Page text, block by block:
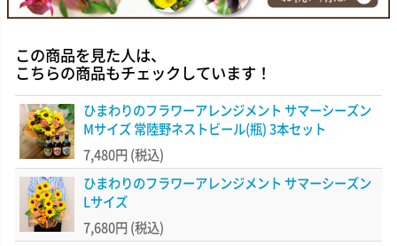
この商品を見た人は、
こちらの商品もチェックしています！
ひまわりのフラワーアレンジメント サマーシーズン
Mサイズ 常陸野ネストビール(瓶) 3本セット
7,480円 (税込)
ひまわりのフラワーアレンジメント サマーシーズン
Lサイズ
7,680円 (税込)